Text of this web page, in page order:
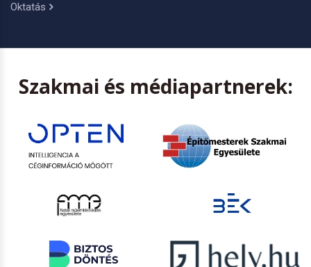
Oktatás
Szakmai és médiapartnerek: